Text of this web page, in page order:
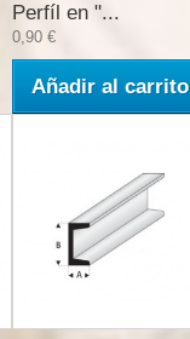
Perfíl en "...
0,90 €
Añadir al carrito